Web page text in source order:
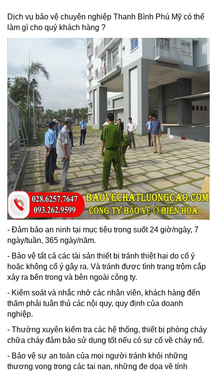
Dịch vụ bảo vệ chuyên nghiệp Thanh Bình Phú Mỹ có thể
làm gì cho quý khách hàng ?
- Đảm bảo an ninh tại mục tiêu trong suốt 24 giờ/ngày, 7
ngày/tuần, 365 ngày/năm.
- Bảo vệ tất cả các tài sản thiết bị tránh thiệt hại do cố ý
hoặc không cố ý gây ra. Và tránh được tình trạng trộm cắp
xảy ra bên trong và bên ngoài công ty.
- Kiểm soát và nhắc nhở các nhân viên, khách hàng đến
thăm phải tuân thủ các nội quy, quy định của doanh
nghiệp.
- Thường xuyên kiểm tra các hệ thống, thiết bị phòng cháy
chữa cháy đảm bảo sử dụng tốt nếu có sự cố về cháy nổ.
- Bảo vệ sự an toàn của mọi người tránh khỏi những
thương vong trong các tai nạn, những đe dọa về tính